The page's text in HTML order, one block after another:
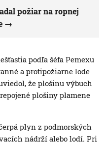
požiar na ropnej
podľa šéfa Pemexu
a protipožiarne lode
že plošinu výbuch
plošiny plamene
plyn z podmorských
nádrží alebo lodí. Pri